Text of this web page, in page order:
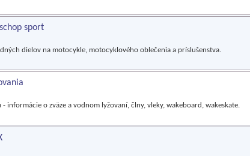
sport
dielov na motocykle, motocyklového oblečenia a príslušenstva.
- informácie o zväze a vodnom lyžovaní, člny, vleky, wakeboard, wakeskate.